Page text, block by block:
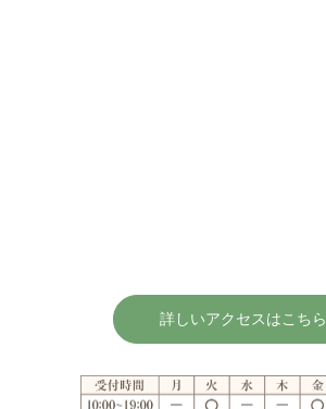
詳しいアクセスはこちら